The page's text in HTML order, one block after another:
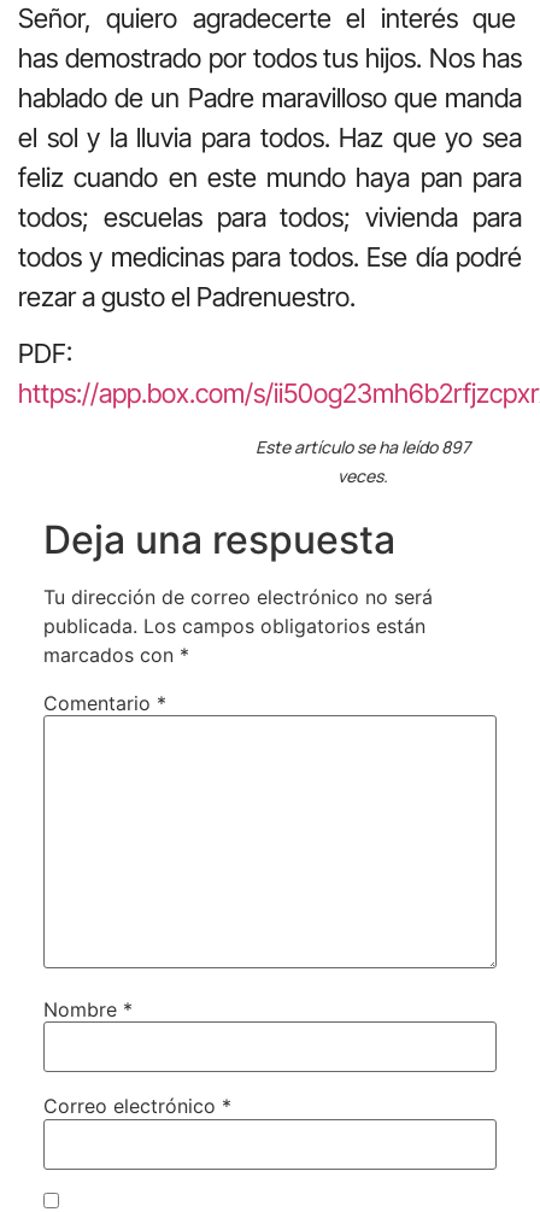
Señor, quiero agradecerte el interés que
has demostrado por todos tus hijos. Nos has
hablado de un Padre maravilloso que manda
el sol y la lluvia para todos. Haz que yo sea
feliz cuando en este mundo haya pan para
todos; escuelas para todos; vivienda para
todos y medicinas para todos. Ese día podré
rezar a gusto el Padrenuestro.
PDF:
https://app.box.com/s/
Este artículo se ha leído 897
veces.
Deja una respuesta
Tu dirección de correo electrónico no será
publicada. Los campos obligatorios están
marcados con *
Comentario *
Nombre *
Correo electrónico *